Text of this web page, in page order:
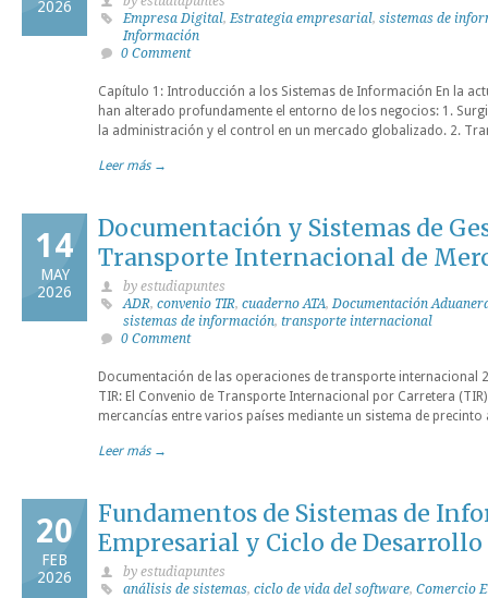
2026
Empresa Digital,Estrategia empresarial, sistemas de
Información
0 Comment
Capítulo 1: Introducción a los Sistemas de Información En la
han alterado profundamente el entorno de los negocios: 1.
la administración y el control en un mercado globalizado. 2.
Leer más →
14
MAY
2026
Documentación y Sistemas de
Transporte Internacional de
by estudiapuntes
ADR, convenio TIR, cuaderno ATA,Documentación
sistemas de información, transporte internacional
0 Comment
Documentación de las operaciones de transporte internacional
TIR: El Convenio de Transporte Internacional por Carretera
mercancías entre varios países mediante un sistema de precinto
Leer más →
20
FEB
2026
Fundamentos de Sistemas de
Empresarial y Ciclo de Desarrollo
by estudiapuntes
análisis de sistemas, ciclo de vida del software, Comercio